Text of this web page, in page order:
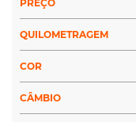
PREÇO
QUILOMETRAGEM
COR
CÂMBIO